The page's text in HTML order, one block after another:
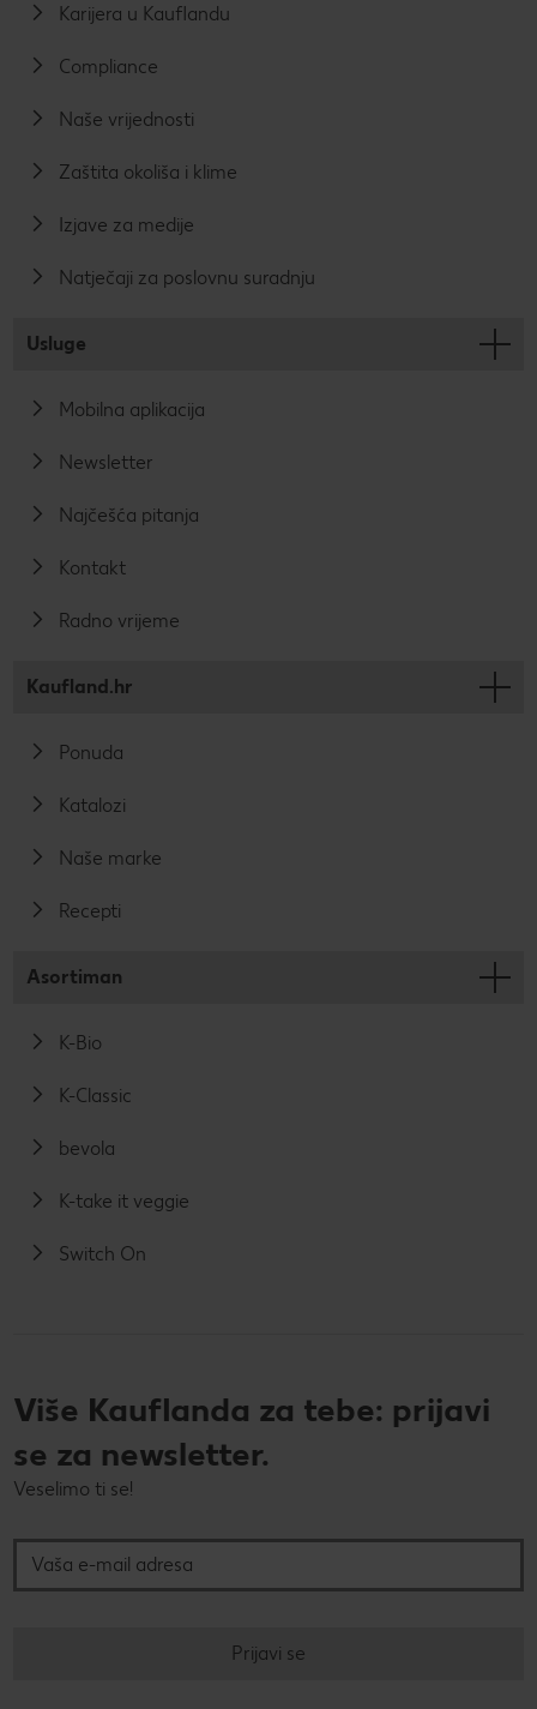
transparentnijim
kojima ćemo
Karijera u Kauflandu
Compliance
Naše vrijednosti
Zaštita okoliša i klime
Izjave za medije
Natječaji za poslovnu suradnju
Usluge
Mobilna aplikacija
Newsletter
Najčešća pitanja
Kontakt
Radno vrijeme
Kaufland.hr
Ponuda
Katalozi
Naše marke
Recepti
Asortiman
K-Bio
K-Classic
bevola
K-take it veggie
Switch On
Više Kauflanda za tebe: prijavi
se za newsletter.
Veselimo ti se!
Prijavi se